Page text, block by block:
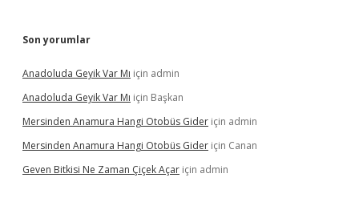
Son yorumlar
Anadoluda Geyik Var Mı için admin
Anadoluda Geyik Var Mı için Başkan
Mersinden Anamura Hangi Otobüs Gider için admin
Mersinden Anamura Hangi Otobüs Gider için Canan
Geven Bitkisi Ne Zaman Çiçek Açar için admin